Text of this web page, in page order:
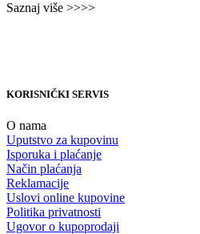
Saznaj više >>>>
KORISNIČKI SERVIS
O nama
Uputstvo za kupovinu
Isporuka i plaćanje
Način plaćanja
Reklamacije
Uslovi online kupovine
Politika privatnosti
Ugovor o kupoprodaji